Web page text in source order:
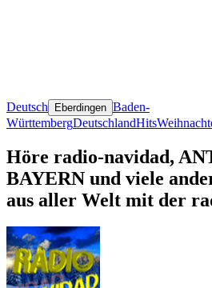
Deutsch Eberdingen Baden-
WürttembergDeutschlandHits
Höre radio-navidad,
BAYERN und viele
aus aller Welt mit der